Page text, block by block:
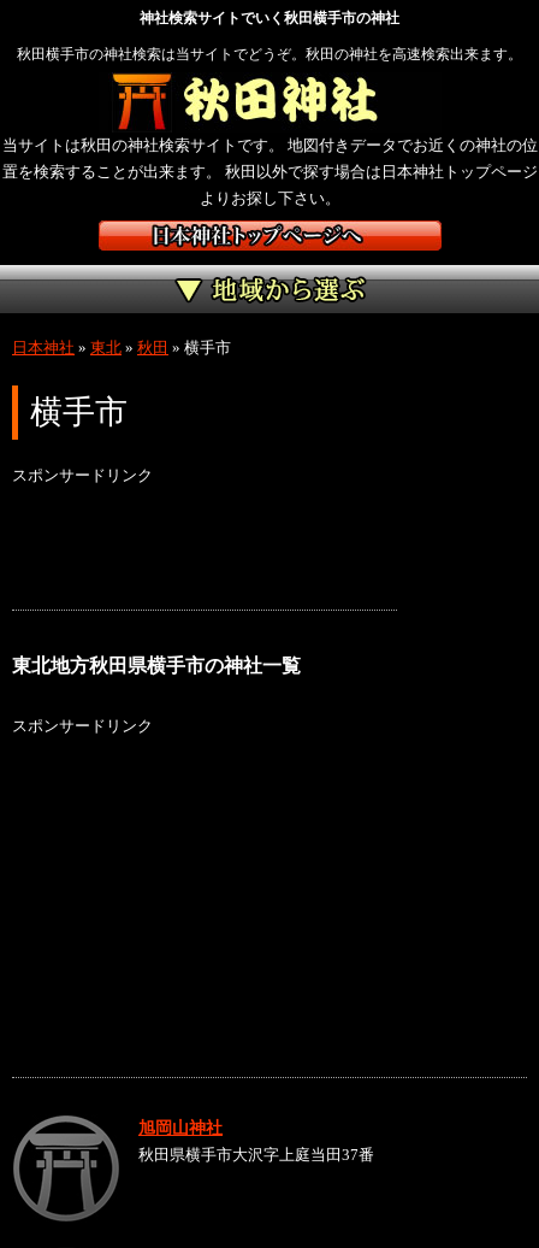
神社検索サイトでいく秋田横手市の神社
秋田横手市の神社検索は当サイトでどうぞ。秋田の神社を高速検索出来ます。
当サイトは秋田の神社検索サイトです。 地図付きデータでお近くの神社の位
置を検索することが出来ます。 秋田以外で探す場合は日本神社トップページ
よりお探し下さい。
日本神社 » 東北 » 秋田 » 横手市
横手市
スポンサードリンク
東北地方秋田県横手市の神社一覧
スポンサードリンク
旭岡山神社
秋田県横手市大沢字上庭当田37番